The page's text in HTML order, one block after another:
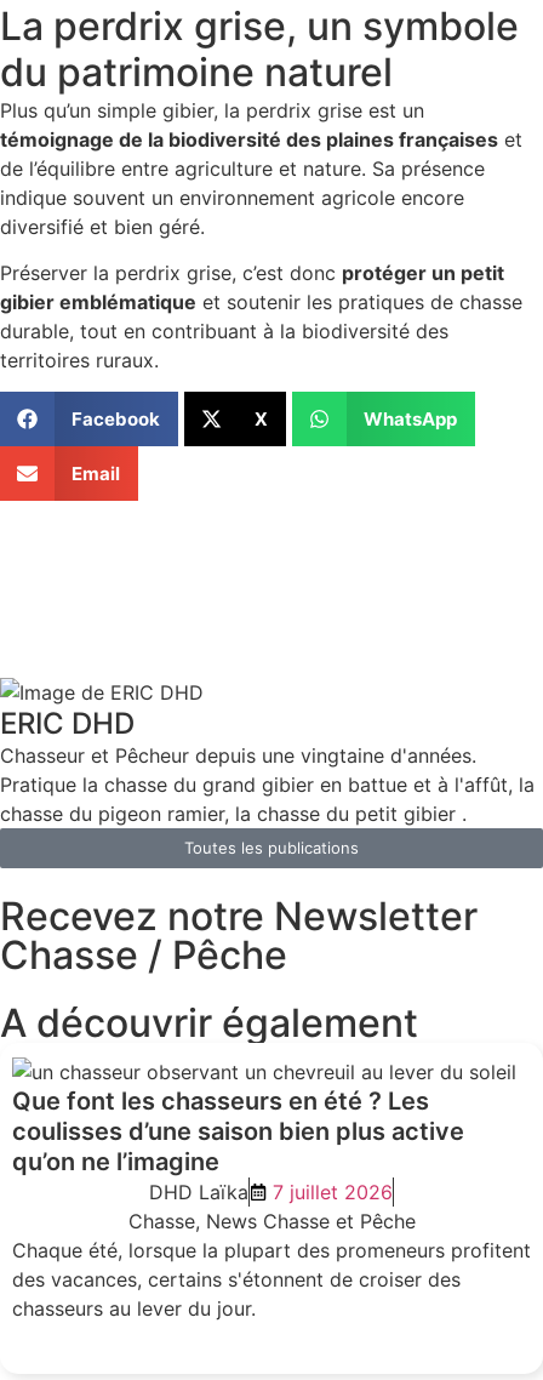
La perdrix grise, un symbole
du patrimoine naturel
Plus qu’un simple gibier, la perdrix grise est un
témoignage de la biodiversité des plaines françaises et
de l’équilibre entre agriculture et nature. Sa présence
indique souvent un environnement agricole encore
diversifié et bien géré.
Préserver la perdrix grise, c’est donc protéger un petit
gibier emblématique et soutenir les pratiques de chasse
durable, tout en contribuant à la biodiversité des
territoires ruraux.
Facebook X WhatsApp
Email
ERIC DHD
Chasseur et Pêcheur depuis une vingtaine d'années.
Pratique la chasse du grand gibier en battue et à l'affût, la
chasse du pigeon ramier, la chasse du petit gibier .
Toutes les publications
Recevez notre Newsletter
Chasse / Pêche
A découvrir également
Que font les chasseurs en été ? Les
coulisses d’une saison bien plus active
qu’on ne l’imagine
DHD Laïka
7 juillet 2026
Chasse, News Chasse et Pêche
Chaque été, lorsque la plupart des promeneurs profitent
des vacances, certains s'étonnent de croiser des
chasseurs au lever du jour.